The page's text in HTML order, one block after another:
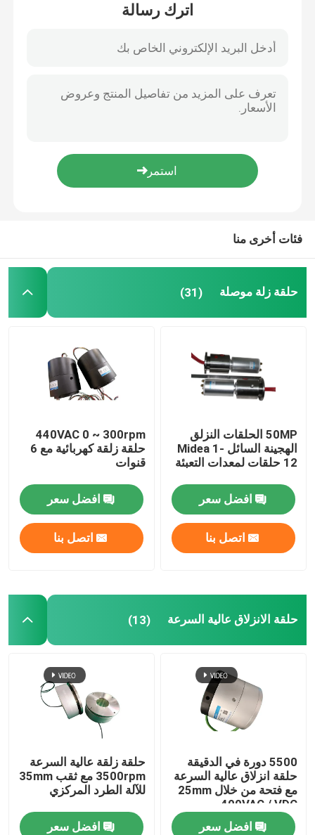
حولنا
اطلب اقتباس
حلقات زلة الإشارة
من خلال حلقة الانزلاق ثقب
حلقة زلة منفصلة
حلقة زلة فطيرة
وصلة الألياف البصرية الدوارة
حلقة زلة الزئبق
حلول الانزلاق الدائري
اترك رسالة
فئات أخرى منا
حلقة زلة موصلة (31)
50MP الحلقات النزلق
الهجينة السائل Midea 1-
12 حلقات لمعدات التعبئة
افضل سعر
اتصل بنا
440VAC 0 ~ 300rpm
حلقة زلقة كهربائية مع 6
قنوات
افضل سعر
اتصل بنا
حلقة الانزلاق عالية السرعة (13)
5500 دورة في الدقيقة
حلقة انزلاق عالية السرعة
مع فتحة من خلال 25mm
400VAC / VDC
افضل سعر
حلقة زلقة عالية السرعة
3500rpm مع ثقب 35mm
للآلة الطرد المركزي
افضل سعر